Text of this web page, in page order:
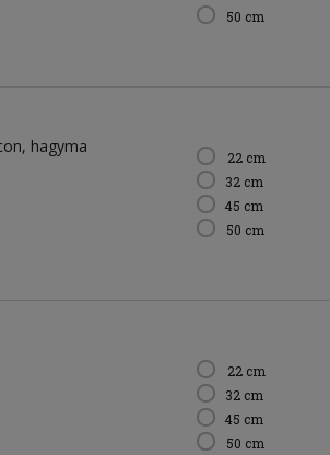
50 cm
hagyma
22 cm
32 cm
45 cm
50 cm
22 cm
32 cm
45 cm
50 cm